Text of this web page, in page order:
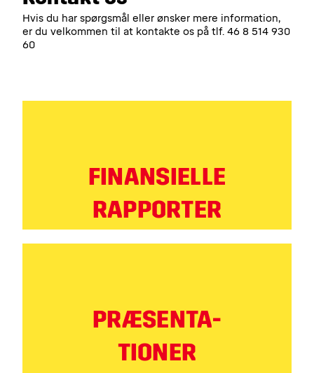
Hvis du har spørgsmål eller ønsker mere information,
er du velkommen til at kontakte os på tlf. 46 8 514 930
60
FINANSIELLE
RAPPORTER
PRÆSENTA-
TIONER